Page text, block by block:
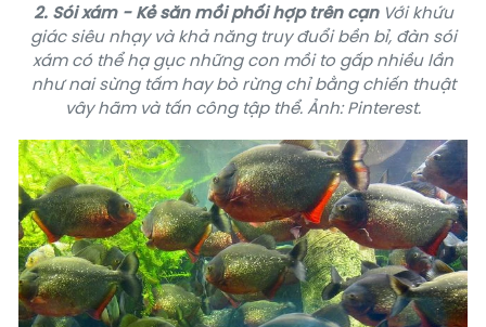
2. Sói xám - Kẻ săn mồi phối hợp trên cạnVới khứu
giác siêu nhạy và khả năng truy đuổi bền bỉ, đàn sói
xámcó thể hạ gục những con mồi to gấp nhiều lần
như nai sừng tấm hay bò rừng chỉ bằng chiến thuật
vây hãm và tấn công tập thể. Ảnh: Pinterest.